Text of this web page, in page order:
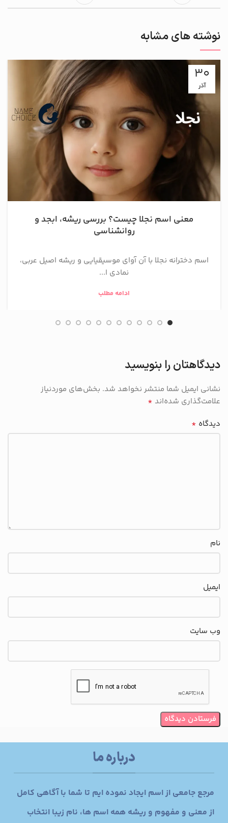
نوشته های مشابه
30
آذر
معنی اسم نجلا چیست؟ بررسی ریشه، ابجد و
روانشناسی
اسم دخترانه نجلا با آن آوای موسیقیایی و ریشه اصیل عربی،
نمادی ا...
ادامه مطلب
دیدگاهتان را بنویسید
نشانی ایمیل شما منتشر نخواهد شد. بخش‌های موردنیاز
علامت‌گذاری شده‌اند *
دیدگاه *
نام
ایمیل
وب‌ سایت
درباره ما
مرجع جامعی از اسم ایجاد نموده ایم تا شما با آگاهی کامل
از معنی و مفهوم و ریشه همه اسم ها، نام زیبا انتخاب